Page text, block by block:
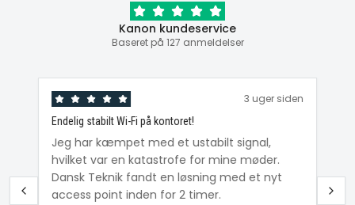
Kanon kundeservice
Baseret på 127 anmeldelser
3 uger siden
Endelig stabilt Wi-Fi på kontoret!
Jeg har kæmpet med et ustabilt signal,
hvilket var en katastrofe for mine møder.
Dansk Teknik fandt en løsning med et nyt
access point inden for 2 timer.